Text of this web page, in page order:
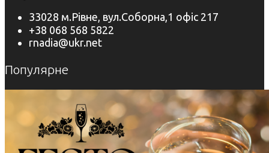
33028 м.Рівне, вул.Соборна,1 офіс 217
+38 068 568 5822
rnadia@ukr.net
Популярне